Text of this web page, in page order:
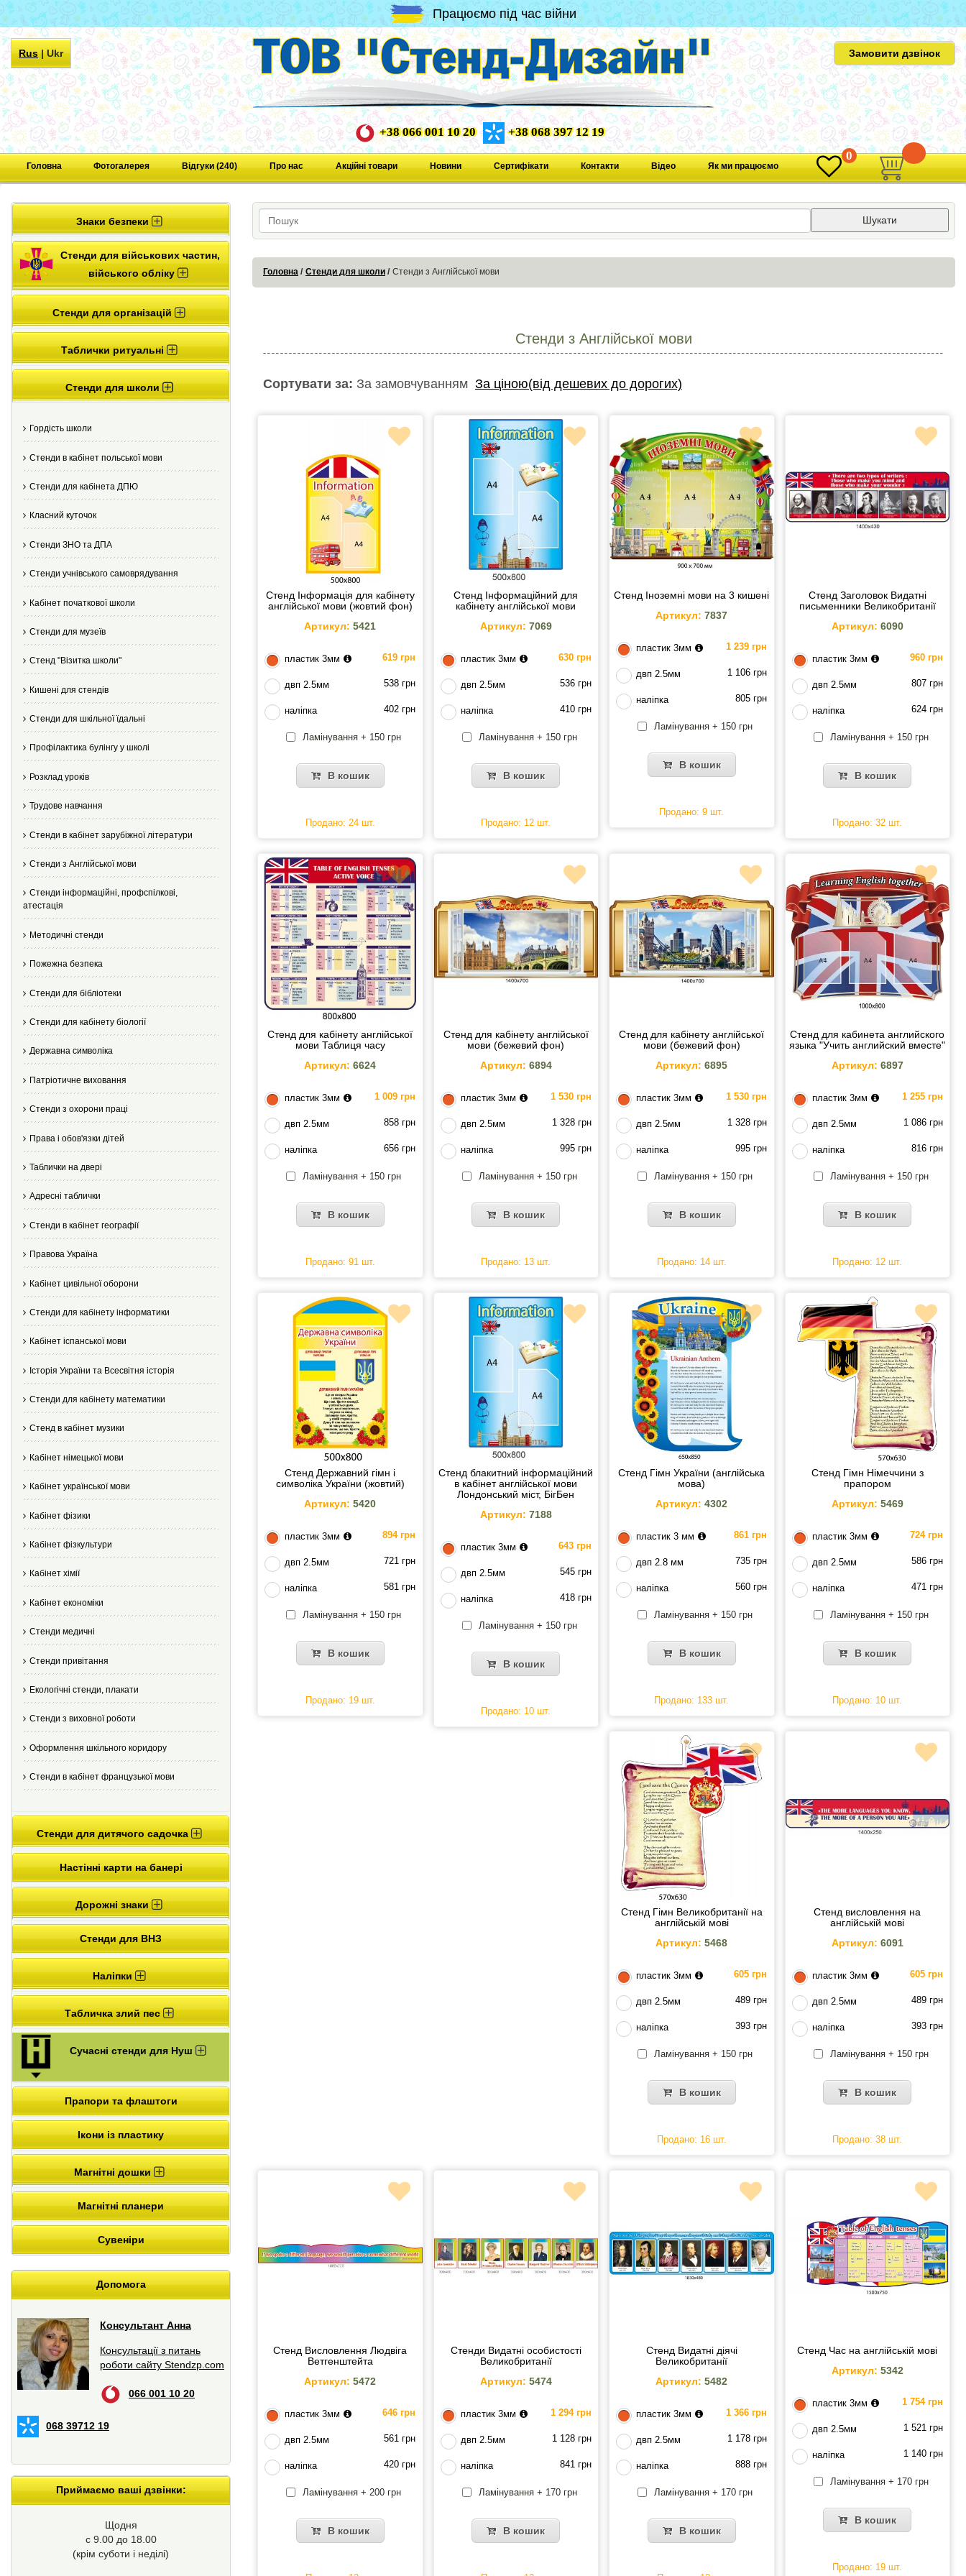
Працюємо під час війни
Rus|Ukr Замовити дзвінок
+38 066 001 10 20 +38 068 397 12 19
Головна Фотогалерея Відгуки (240) Про нас Акційні товари Новини Сертифікати Контакти Відео Як ми працюємо
0
Знаки безпеки
Стенди для військових частин,
війського обліку
Стенди для організацій
Таблички ритуальні
Стенди для школи
Гордість школи
Стенди в кабінет польської мови
Стенди для кабінета ДПЮ
Класний куточок
Стенди ЗНО та ДПА
Стенди учнівського самоврядування
Кабінет початкової школи
Стенди для музеїв
Стенд "Візитка школи"
Кишені для стендів
Стенди для шкільної їдальні
Профілактика булінгу у школі
Розклад уроків
Трудове навчання
Стенди в кабінет зарубіжної літератури
Стенди з Англійської мови
Стенди інформаційні, профспілкові,
атестація
Методичні стенди
Пожежна безпека
Стенди для бібліотеки
Стенди для кабінету біології
Державна символіка
Патріотичне виховання
Стенди з охорони праці
Права і обов'язки дітей
Таблички на двері
Адресні таблички
Стенди в кабінет географії
Правова Україна
Кабінет цивільної оборони
Стенди для кабінету інформатики
Кабінет іспанської мови
Історія України та Всесвітня історія
Стенди для кабінету математики
Стенд в кабінет музики
Кабінет німецької мови
Кабінет української мови
Кабінет фізики
Кабінет фізкультури
Кабінет хімії
Кабінет економіки
Стенди медичні
Стенди привітання
Екологічні стенди, плакати
Стенди з виховної роботи
Оформлення шкільного коридору
Стенди в кабінет французької мови
Стенди для дитячого садочка
Настінні карти на банері
Дорожні знаки
Стенди для ВНЗ
Наліпки
Табличка злий пес
Сучасні стенди для Нуш
Прапори та флаштоги
Ікони із пластику
Магнітні дошки
Магнітні планери
Сувеніри
Допомога
Консультант Анна
Консультації з питань
роботи сайту Stendzp.com
066 001 10 20
068 39712 19
Приймаємо ваші дзвінки:
Щодня
с 9.00 до 18.00
(крім суботи і неділі)
Шукати
Головна Стенди для школи Стенди з Англійської мови
Стенди з Англійської мови
Сортувати за: За замовчуванням За ціною(від дешевих до дорогих)
Стенд Інформація для кабінету
англійської мови (жовтий фон)
Артикул: 5421
пластик 3мм 619 грн
двп 2.5мм 538 грн
наліпка 402 грн
Ламінування + 150 грн
В кошик
Продано: 24 шт.
Стенд Інформаційний для
кабінету англійської мови
Артикул: 7069
пластик 3мм 630 грн
двп 2.5мм 536 грн
наліпка 410 грн
Ламінування + 150 грн
В кошик
Продано: 12 шт.
Стенд Іноземні мови на 3 кишені
Артикул: 7837
пластик 3мм 1 239 грн
двп 2.5мм 1 106 грн
наліпка 805 грн
Ламінування + 150 грн
В кошик
Продано: 9 шт.
Стенд Заголовок Видатні
письменники Великобританії
Артикул: 6090
пластик 3мм 960 грн
двп 2.5мм 807 грн
наліпка 624 грн
Ламінування + 150 грн
В кошик
Продано: 32 шт.
Стенд для кабінету англійської
мови Таблиця часу
Артикул: 6624
пластик 3мм 1 009 грн
двп 2.5мм 858 грн
наліпка 656 грн
Ламінування + 150 грн
В кошик
Продано: 91 шт.
Стенд для кабінету англійської
мови (бежевий фон)
Артикул: 6894
пластик 3мм 1 530 грн
двп 2.5мм 1 328 грн
наліпка 995 грн
Ламінування + 150 грн
В кошик
Продано: 13 шт.
Стенд для кабінету англійської
мови (бежевий фон)
Артикул: 6895
пластик 3мм 1 530 грн
двп 2.5мм 1 328 грн
наліпка 995 грн
Ламінування + 150 грн
В кошик
Продано: 14 шт.
Стенд для кабинета английского
языка "Учить английский вместе"
Артикул: 6897
пластик 3мм 1 255 грн
двп 2.5мм 1 086 грн
наліпка 816 грн
Ламінування + 150 грн
В кошик
Продано: 12 шт.
Стенд Державний гімн і
символіка України (жовтий)
Артикул: 5420
пластик 3мм 894 грн
двп 2.5мм 721 грн
наліпка 581 грн
Ламінування + 150 грн
В кошик
Продано: 19 шт.
Стенд блакитний інформаційний
в кабінет англійської мови
Лондонський міст, БігБен
Артикул: 7188
пластик 3мм 643 грн
двп 2.5мм 545 грн
наліпка 418 грн
Ламінування + 150 грн
В кошик
Продано: 10 шт.
Стенд Гімн України (англійська
мова)
Артикул: 4302
пластик 3 мм 861 грн
двп 2.8 мм 735 грн
наліпка 560 грн
Ламінування + 150 грн
В кошик
Продано: 133 шт.
Стенд Гімн Німеччини з
прапором
Артикул: 5469
пластик 3мм 724 грн
двп 2.5мм 586 грн
наліпка 471 грн
Ламінування + 150 грн
В кошик
Продано: 10 шт.
Стенд Гімн Великобританії на
англійській мові
Артикул: 5468
пластик 3мм 605 грн
двп 2.5мм 489 грн
наліпка 393 грн
Ламінування + 150 грн
В кошик
Продано: 16 шт.
Стенд висловлення на
англійській мові
Артикул: 6091
пластик 3мм 605 грн
двп 2.5мм 489 грн
наліпка 393 грн
Ламінування + 150 грн
В кошик
Продано: 38 шт.
Стенд Висловлення Людвіга
Ветгенштейта
Артикул: 5472
пластик 3мм 646 грн
двп 2.5мм 561 грн
наліпка 420 грн
Ламінування + 200 грн
В кошик
Стенди Видатні особистості
Великобританії
Артикул: 5474
пластик 3мм 1 294 грн
двп 2.5мм 1 128 грн
наліпка 841 грн
Ламінування + 170 грн
В кошик
Стенд Видатні діячі
Великобританії
Артикул: 5482
пластик 3мм 1 366 грн
двп 2.5мм 1 178 грн
наліпка 888 грн
Ламінування + 170 грн
В кошик
Стенд Час на англійській мові
Артикул: 5342
пластик 3мм 1 754 грн
двп 2.5мм 1 521 грн
наліпка 1 140 грн
Ламінування + 170 грн
В кошик
Продано: 19 шт.